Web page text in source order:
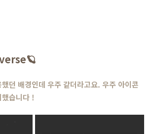
🪐
던 배경인데 우주 같더라고요. 우주 아이콘
습니다 !